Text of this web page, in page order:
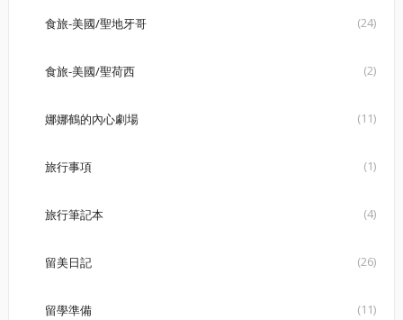
食旅-美國/聖地牙哥 (24)
食旅-美國/聖荷西 (2)
娜娜鶴的內心劇場 (11)
旅行事項 (1)
旅行筆記本 (4)
留美日記 (26)
留學準備 (11)